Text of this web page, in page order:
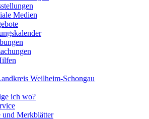
Medien
Weilheim-Schongau
ich wo?
und Merkblätter